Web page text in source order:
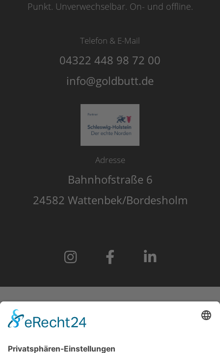
Punkt. Unverwechselbar. On- und offline.
Telefon & E-Mail
04322 448 98 72 00
info@goldbutt.de
Adresse
Bahnhofstraße 6
24582 Wattenbek/Bordesholm